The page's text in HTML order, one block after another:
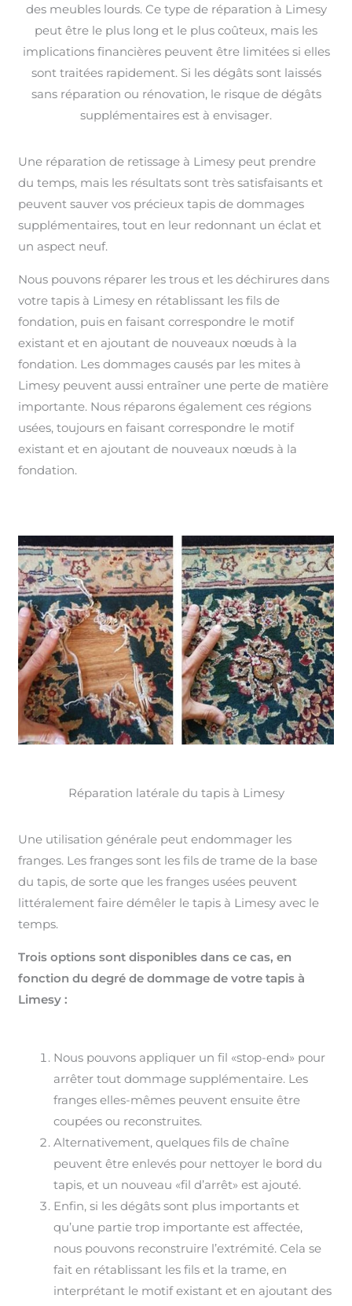
des meubles lourds. Ce type de réparation à Limesy
peut être le plus long et le plus coûteux, mais les
implications financières peuvent être limitées si elles
sont traitées rapidement. Si les dégâts sont laissés
sans réparation ou rénovation, le risque de dégâts
supplémentaires est à envisager.
Une réparation de retissage à Limesy peut prendre
du temps, mais les résultats sont très satisfaisants et
peuvent sauver vos précieux tapis de dommages
supplémentaires, tout en leur redonnant un éclat et
un aspect neuf.
Nous pouvons réparer les trous et les déchirures dans
votre tapis à Limesy en rétablissant les fils de
fondation, puis en faisant correspondre le motif
existant et en ajoutant de nouveaux nœuds à la
fondation. Les dommages causés par les mites à
Limesy peuvent aussi entraîner une perte de matière
importante. Nous réparons également ces régions
usées, toujours en faisant correspondre le motif
existant et en ajoutant de nouveaux nœuds à la
fondation.
Réparation latérale du tapis à Limesy
Une utilisation générale peut endommager les
franges. Les franges sont les fils de trame de la base
du tapis, de sorte que les franges usées peuvent
littéralement faire démêler le tapis à Limesy avec le
temps.
Trois options sont disponibles dans ce cas, en
fonction du degré de dommage de votre tapis à
Limesy :
Nous pouvons appliquer un fil «stop-end» pour
arrêter tout dommage supplémentaire. Les
franges elles-mêmes peuvent ensuite être
coupées ou reconstruites.
Alternativement, quelques fils de chaîne
peuvent être enlevés pour nettoyer le bord du
tapis, et un nouveau «fil d’arrêt» est ajouté.
Enfin, si les dégâts sont plus importants et
qu’une partie trop importante est affectée,
nous pouvons reconstruire l’extrémité. Cela se
fait en rétablissant les fils et la trame, en
interprétant le motif existant et en ajoutant des